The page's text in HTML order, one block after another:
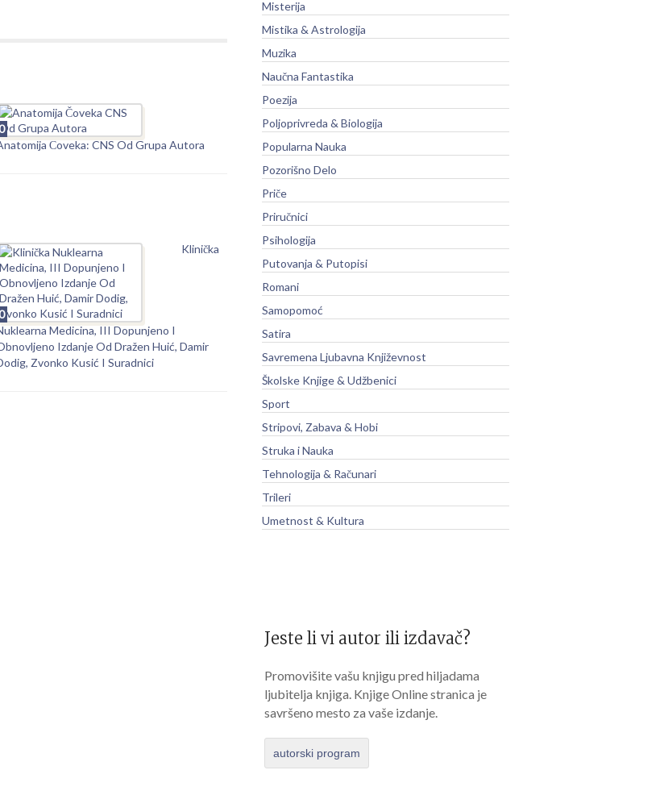
Čoveka: CNS Od Grupa Autora
Klinička
Medicina, III Dopunjeno I
Izdanje Od Dražen Huić, Damir
Zvonko Kusić I Suradnici
Misterija
Mistika & Astrologija
Muzika
Naučna Fantastika
Poezija
Poljoprivreda & Biologija
Popularna Nauka
Pozorišno Delo
Priče
Priručnici
Psihologija
Putovanja & Putopisi
Romani
Samopomoć
Satira
Savremena Ljubavna Književnost
Školske Knjige & Udžbenici
Sport
Stripovi, Zabava & Hobi
Struka i Nauka
Tehnologija & Računari
Trileri
Umetnost & Kultura
Jeste li vi autor ili izdavač?
Promovišite vašu knjigu pred hiljadama
ljubitelja knjiga. Knjige Online stranica je
savršeno mesto za vaše izdanje.
autorski program